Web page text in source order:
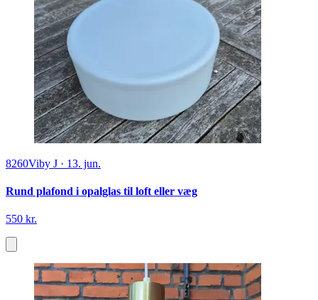
8260Viby J · 13. jun.
Rund plafond i opalglas til loft eller væg
550 kr.